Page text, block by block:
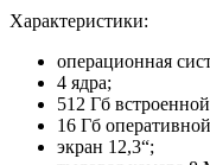
Характеристики:
операционная
4 ядра;
512 Гб
16 Гб
экран 12,3“;